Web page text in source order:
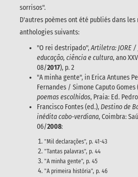
sorrisos".
D'autres poèmes ont été publiés dans
anthologies suivants:
"O rei destripado",Artiletra: JORE
educação, ciência e cultura, ano
08/2017), p. 2
"A minha gente", in Erica Antunes
Fernandes / Simone Caputo Gomes
poemas escolhidos, Praia: Ed.
Francisco Fontes (ed.),Destino de
inédita cabo-verdiana, Coimbra:
06/2008:
"Mil declarações", p. 41-43
"Tantas palavras", p. 44
"A minha gente", p. 45
"A primeira história", p. 46